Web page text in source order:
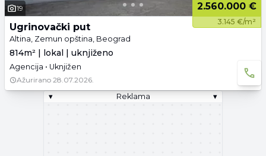
19 2.560.000 €
3.145 €/m²
Ugrinovački put
Altina, Zemun opština, Beograd
814m² | lokal | uknjiženo
Agencija • Uknjižen
Ažurirano 28.07.2026.
▾
Reklama ▾